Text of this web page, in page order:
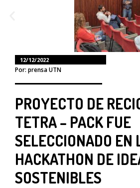
12/12/2022
Por: prensa UTN
PROYECTO DE
TETRA – PACK FUE
SELECCIONADO EN
HACKATHON DE
SOSTENIBLES